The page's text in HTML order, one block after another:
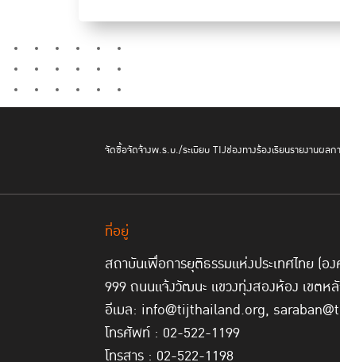
จัดซื้อจัดจ้างพ.ร.บ./ระเบียบ TIJช่องทางร้องเรียนรายงานผลก
ที่อยู่
สถาบันเพื่อการยุติธรรมแห่งประเทศไทย (อ
999 ถนนแจ้งวัฒนะ แขวงทุ่งสองห้อง เขตห
อีเมล: info@tijthailand.org,
โทรศัพท์ : 02-522-1199
โทรสาร : 02-522-1198